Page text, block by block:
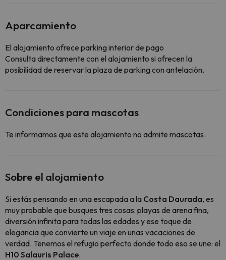
Aparcamiento
El alojamiento ofrece parking interior de pago
Consulta directamente con el alojamiento si ofrecen la
posibilidad de reservar la plaza de parking con antelación.
Condiciones para mascotas
Te informamos que este alojamiento no admite mascotas.
Sobre el alojamiento
Si estás pensando en una escapada a la Costa Daurada, es
muy probable que busques tres cosas: playas de arena fina,
diversión infinita para todas las edades y ese toque de
elegancia que convierte un viaje en unas vacaciones de
verdad. Tenemos el refugio perfecto donde todo eso se une: el
H10 Salauris Palace.